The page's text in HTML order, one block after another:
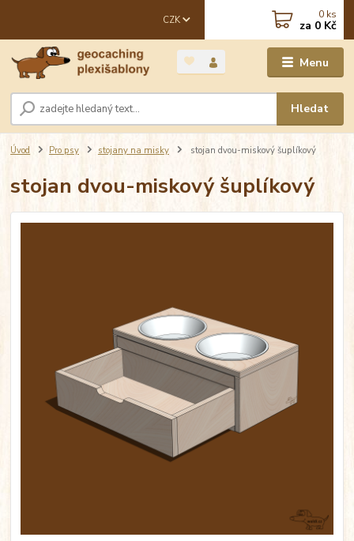
Menu
CZK
Hledat
0 ks
za 0 Kč
Úvod Pro psy stojany na misky stojan dvou-miskový šuplíkový
stojan dvou-miskový šuplíkový